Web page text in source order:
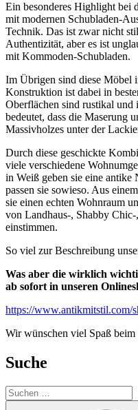
Ein besonderes Highlight bei
mit modernen Schubladen-
Technik. Das ist zwar nicht
Authentizität, aber es ist
mit Kommoden-Schubladen.
Im Übrigen sind diese Möbel
Konstruktion ist dabei in
Oberflächen sind rustikal und
bedeutet, dass die Maserung
Massivholzes unter der
Durch diese geschickte
viele verschiedene
in Weiß geben sie eine
passen sie sowieso. Aus
sie einen echten Wohnraum
von Landhaus-, Shabby
einstimmen.
So viel zur Beschreibung
Was aber die wirklich
ab sofort in unseren
https://www.antikmitstil.com/
Wir wünschen viel Spaß
Suche
Suchen
nach: